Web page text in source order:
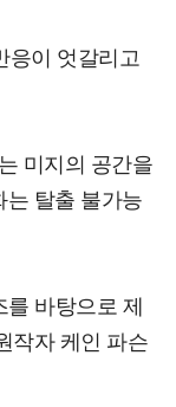
응이 엇갈리고
미지의 공간을
는 탈출 불가능
바탕으로 제
작자 케인 파슨